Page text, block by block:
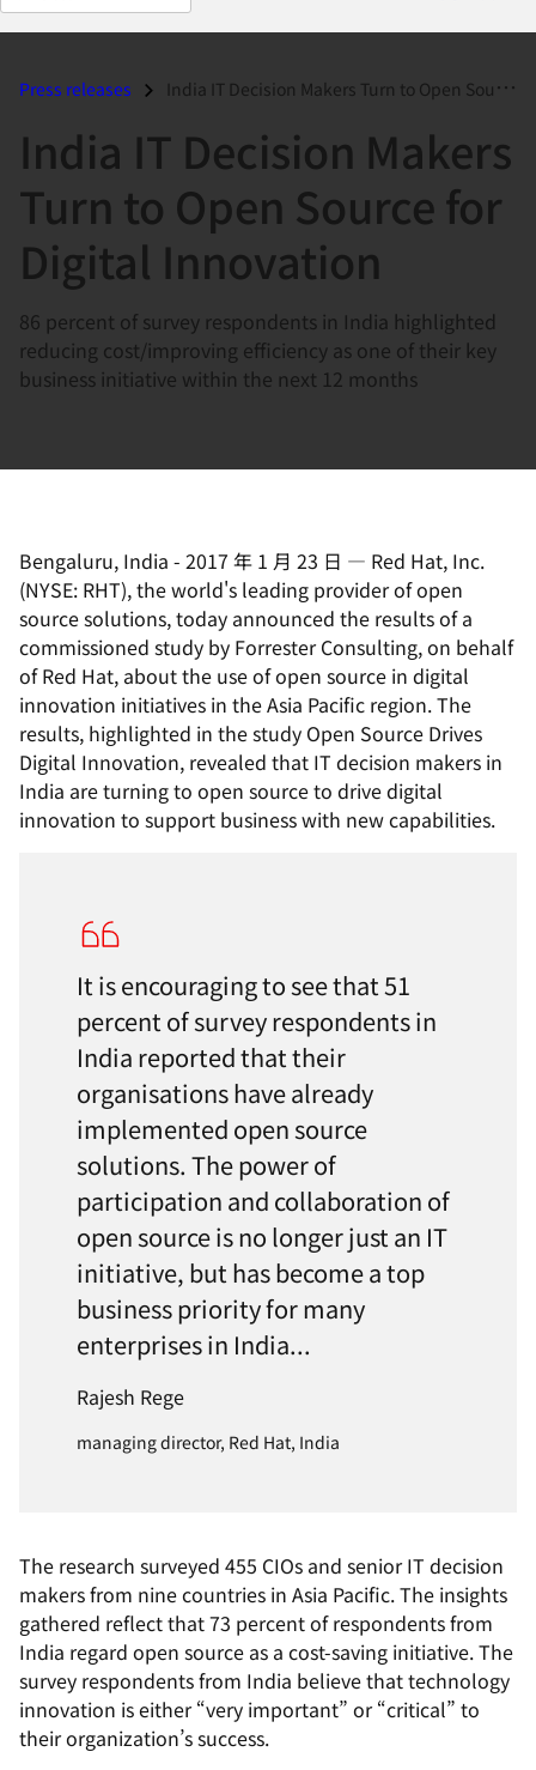
ー
の
選
く
Press releases India IT Decision Makers Turn to Open Source for Digital Innovation...
India IT Decision Makers
Turn to Open Source for
Digital Innovation
86 percent of survey respondents in India highlighted
reducing cost/improving efficiency as one of their key
business initiative within the next 12 months
Bengaluru, India - 2017 年 1 月 23 日 — Red Hat, Inc.
(NYSE: RHT), the world's leading provider of open
source solutions, today announced the results of a
commissioned study by Forrester Consulting, on behalf
of Red Hat, about the use of open source in digital
innovation initiatives in the Asia Pacific region. The
results, highlighted in the study Open Source Drives
Digital Innovation, revealed that IT decision makers in
India are turning to open source to drive digital
innovation to support business with new capabilities.
It is encouraging to see that 51
percent of survey respondents in
India reported that their
organisations have already
implemented open source
solutions. The power of
participation and collaboration of
open source is no longer just an IT
initiative, but has become a top
business priority for many
enterprises in India...
Rajesh Rege
managing director, Red Hat, India
The research surveyed 455 CIOs and senior IT decision
makers from nine countries in Asia Pacific. The insights
gathered reflect that 73 percent of respondents from
India regard open source as a cost-saving initiative. The
survey respondents from India believe that technology
innovation is either “very important” or “critical” to
their organization’s success.